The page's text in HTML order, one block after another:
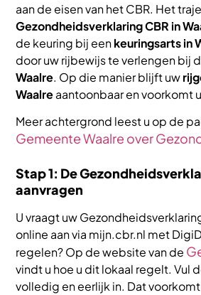
aan de eisen van het CBR. Het
Gezondheidsverklaring CBR in
de keuring bij eenkeuringsarts in
door uw rijbewijs te verlengen bij
Waalre. Op die manier blijft uw
Waalreaantoonbaar en voorkomt
Meer achtergrond leest u op de
Gemeente Waalre over
Stap 1: De
aanvragen
U vraagt uw
online aan via mijn.cbr.nl met
regelen? Op de website van de
vindt u hoe u dit lokaal regelt. Vul
volledig en eerlijk in. Dat